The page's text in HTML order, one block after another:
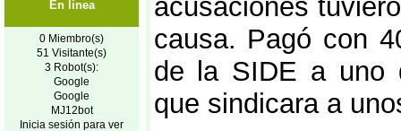
En linea
0 Miembro(s)
51 Visitante(s)
3 Robot(s):
Google
Google
MJ12bot
Inicia sesión para ver
acusaciones
causa. Pagó con
de la SIDE a uno
que sindicara a